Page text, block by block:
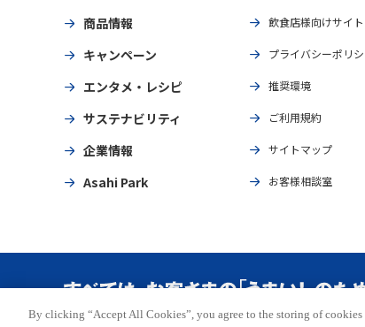
商品情報
キャンペーン
エンタメ・レシピ
サステナビリティ
企業情報
Asahi Park
飲食店様向けサイ
プライバシーポリ
推奨環境
ご利用規約
サイトマップ
お客様相談室
Copyright © ASAHI BREWERIES, LTD. All rights reserved.
By clicking “Accept All Cookies”, you agree to the storing of